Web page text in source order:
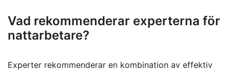
Vad rekommenderar experterna för
nattarbetare?
Experter rekommenderar en kombination av effektiv